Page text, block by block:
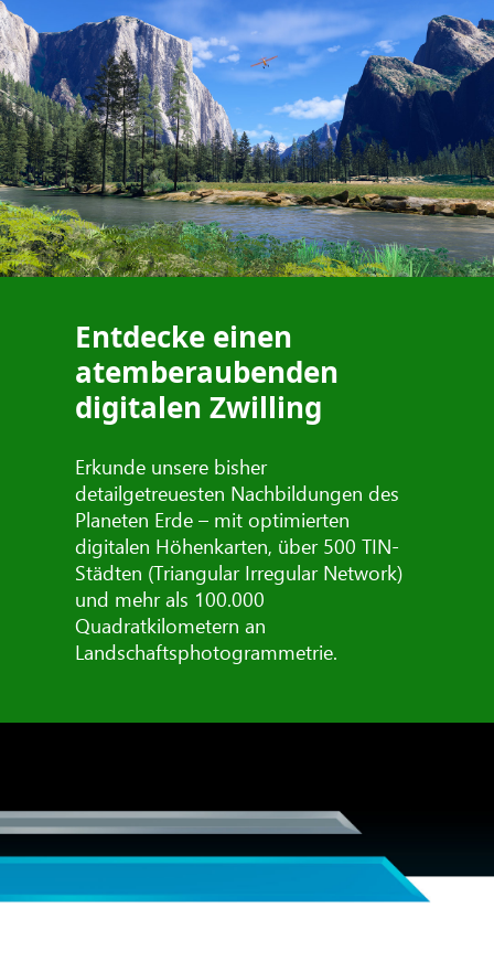
Entdecke einen
atemberaubenden
digitalen Zwilling
Erkunde unsere bisher
detailgetreuesten Nachbildungen des
Planeten Erde – mit optimierten
digitalen Höhenkarten, über 500 TIN-
Städten (Triangular Irregular Network)
und mehr als 100.000
Quadratkilometern an
Landschaftsphotogrammetrie.